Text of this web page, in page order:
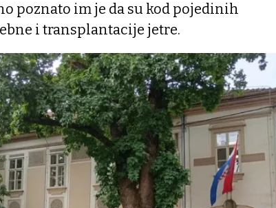
poznato im je da su kod pojedinih
i transplantacije jetre.